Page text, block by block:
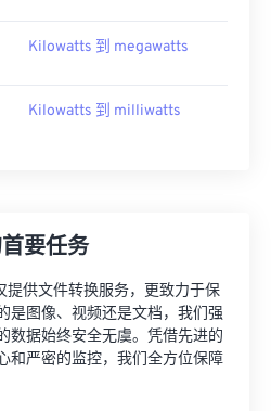
Kilowatts 到 megawatts
Kilowatts 到 milliwatts
要任务
提供文件转换服务，更致力于保
是图像、视频还是文档，我们强
数据始终安全无虞。凭借先进的
和严密的监控，我们全方位保障